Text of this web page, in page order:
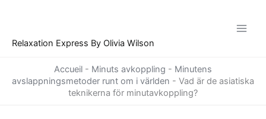
Relaxation Express By Olivia Wilson
Accueil - Minuts avkoppling - Minutens
avslappningsmetoder runt om i världen - Vad är de asiatiska
teknikerna för minutavkoppling?